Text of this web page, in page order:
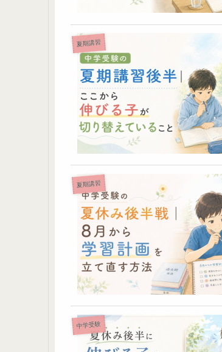
夏期講習
夏期講習
中学受験